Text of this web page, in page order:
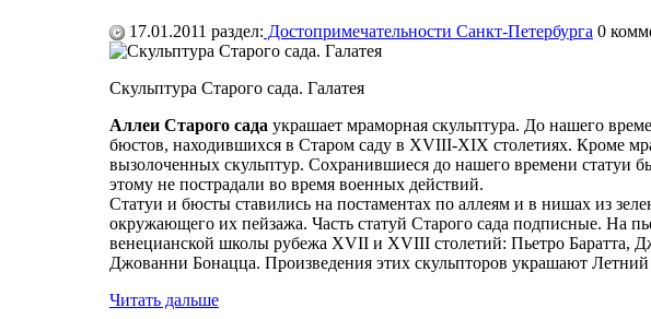
17.01.2011 раздел: Достопримечательности Санкт-Петербурга 0
Скульптура Старого сада. Галатея
Аллеи Старого сада украшает мраморная скульптура. До нашего
бюстов, находившихся в Старом саду в XVIII-XIX столетиях. Кроме
вызолоченных скульптур. Сохранившиеся до нашего времени статуи
этому не пострадали во время военных действий.
Статуи и бюсты ставились на постаментах по аллеям и в нишах из
окружающего их пейзажа. Часть статуй Старого сада подписные. На
венецианской школы рубежа XVII и XVIII столетий: Пьетро Баратта,
Джованни Бонацца. Произведения этих скульпторов украшают Летний
Читать дальше